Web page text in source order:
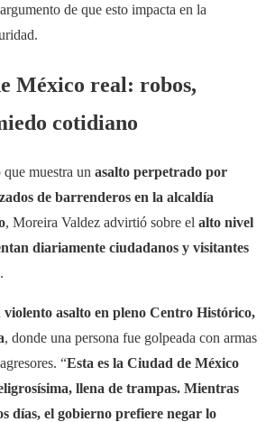
de que esto impacta en la
México real: robos,
cotidiano
muestra un asalto perpetrado por
de barrenderos en la alcaldía
, Moreira Valdez advirtió sobre el alto nivel
diariamente ciudadanos y visitantes
violento asalto en pleno Centro Histórico,
, donde una persona fue golpeada con armas
“Esta es la Ciudad de México
llena de trampas. Mientras
días, el gobierno prefiere negar lo